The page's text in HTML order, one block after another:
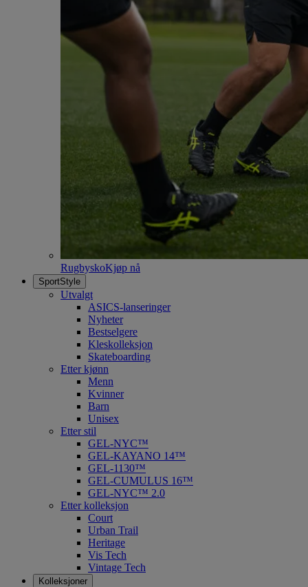
RugbyskoKjøp nå
SportStyle
Utvalgt
ASICS-lanseringer
Nyheter
Bestselgere
Kleskolleksjon
Skateboarding
Etter kjønn
Menn
Kvinner
Barn
Unisex
Etter stil
GEL-NYC™
GEL-KAYANO 14™
GEL-1130™
GEL-CUMULUS 16™
GEL-NYC™ 2.0
Etter kolleksjon
Court
Urban Trail
Heritage
Vis Tech
Vintage Tech
Kolleksjoner